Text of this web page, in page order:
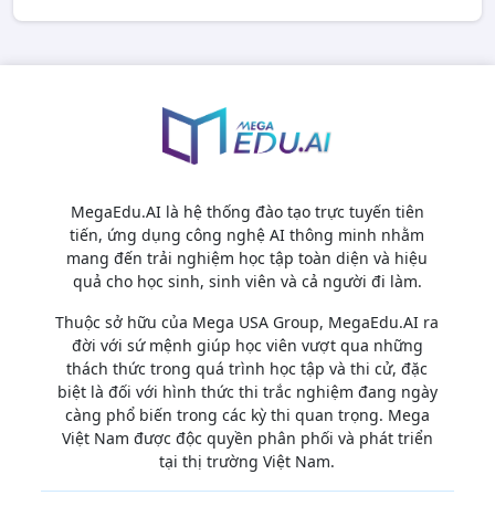
MegaEdu.AI là hệ thống đào tạo trực tuyến tiên
tiến, ứng dụng công nghệ AI thông minh nhằm
mang đến trải nghiệm học tập toàn diện và hiệu
quả cho học sinh, sinh viên và cả người đi làm.
Thuộc sở hữu của Mega USA Group, MegaEdu.AI ra
đời với sứ mệnh giúp học viên vượt qua những
thách thức trong quá trình học tập và thi cử, đặc
biệt là đối với hình thức thi trắc nghiệm đang ngày
càng phổ biến trong các kỳ thi quan trọng. Mega
Việt Nam được độc quyền phân phối và phát triển
tại thị trường Việt Nam.